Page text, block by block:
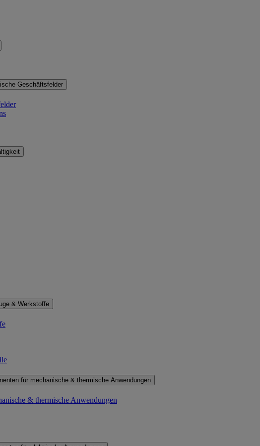
Geschäftsfelder
& Werkstoffe
für mechanische & thermische Anwendungen
& thermische Anwendungen